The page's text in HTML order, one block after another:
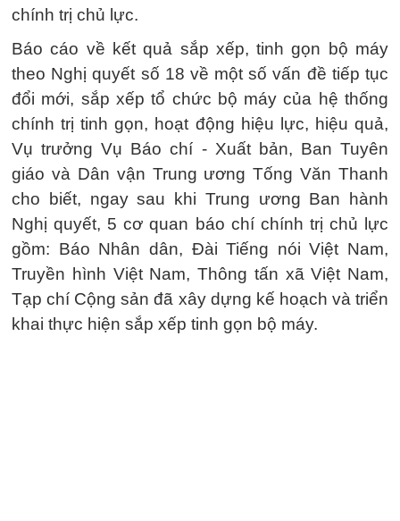
chính trị chủ lực.
Báo cáo về kết quả sắp xếp, tinh gọn bộ máy
theo Nghị quyết số 18 về một số vấn đề tiếp tục
đổi mới, sắp xếp tổ chức bộ máy của hệ thống
chính trị tinh gọn, hoạt động hiệu lực, hiệu quả,
Vụ trưởng Vụ Báo chí - Xuất bản, Ban Tuyên
giáo và Dân vận Trung ương Tống Văn Thanh
cho biết, ngay sau khi Trung ương Ban hành
Nghị quyết, 5 cơ quan báo chí chính trị chủ lực
gồm: Báo Nhân dân, Đài Tiếng nói Việt Nam,
Truyền hình Việt Nam, Thông tấn xã Việt Nam,
Tạp chí Cộng sản đã xây dựng kế hoạch và triển
khai thực hiện sắp xếp tinh gọn bộ máy.